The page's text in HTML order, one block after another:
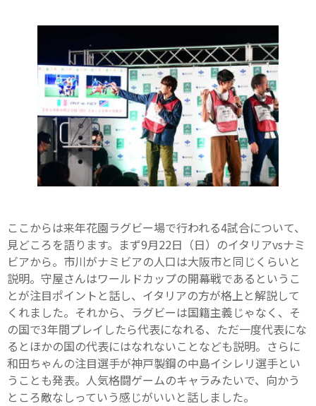
ここからは来年花園ラグビー場で行われる4試合について、
見どころを語ります。まず9月22日（日）のイタリアvsナミ
ビアから。市川がナミビアの人口は大阪市と同じくらいと
説明。守屋さんはワールドカップの開幕戦であるというこ
とが注目ポイントと話し、イタリアの方が格上と解説して
くれました。それから、ラグビーは国籍主義じゃなく、そ
の国で3年間プレイしたら代表になれる、ただ一度代表にな
るとほかの国の代表にはなれないことなども説明。さらに
和田ちゃんの注目選手が神戸製鋼の中島イシレリ選手とい
うことも発表。人気格闘ゲームのキャラみたいで、向かう
ところ敵なしっていう感じがいいと話しました。